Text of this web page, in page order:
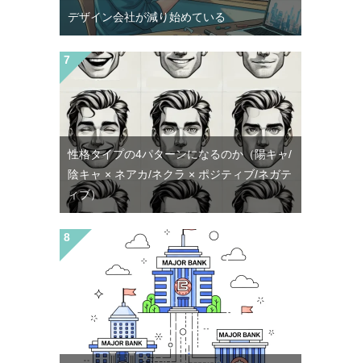
デザイン会社が減り始めている
性格タイプの4パターンになるのか（陽キャ/
陰キャ × ネアカ/ネクラ × ポジティブ/ネガテ
ィブ）